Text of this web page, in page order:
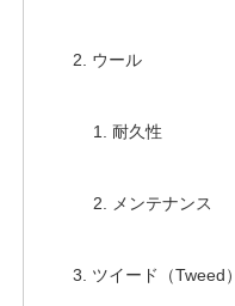
ウール
耐久性
メンテナンス
ツイード（Tweed）